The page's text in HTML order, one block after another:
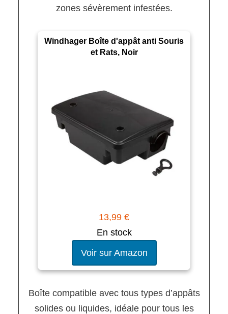
zones sévèrement infestées.
Windhager Boîte d'appât anti Souris
et Rats, Noir
13,99 €
En stock
Voir sur Amazon
Boîte compatible avec tous types d’appâts
solides ou liquides, idéale pour tous les